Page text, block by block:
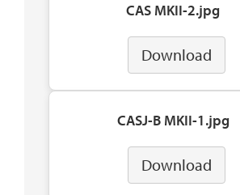
CAS MKII-2.jpg
Download
CASJ-B MKII-1.jpg
Download